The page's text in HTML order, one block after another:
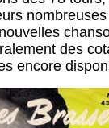
des
encore